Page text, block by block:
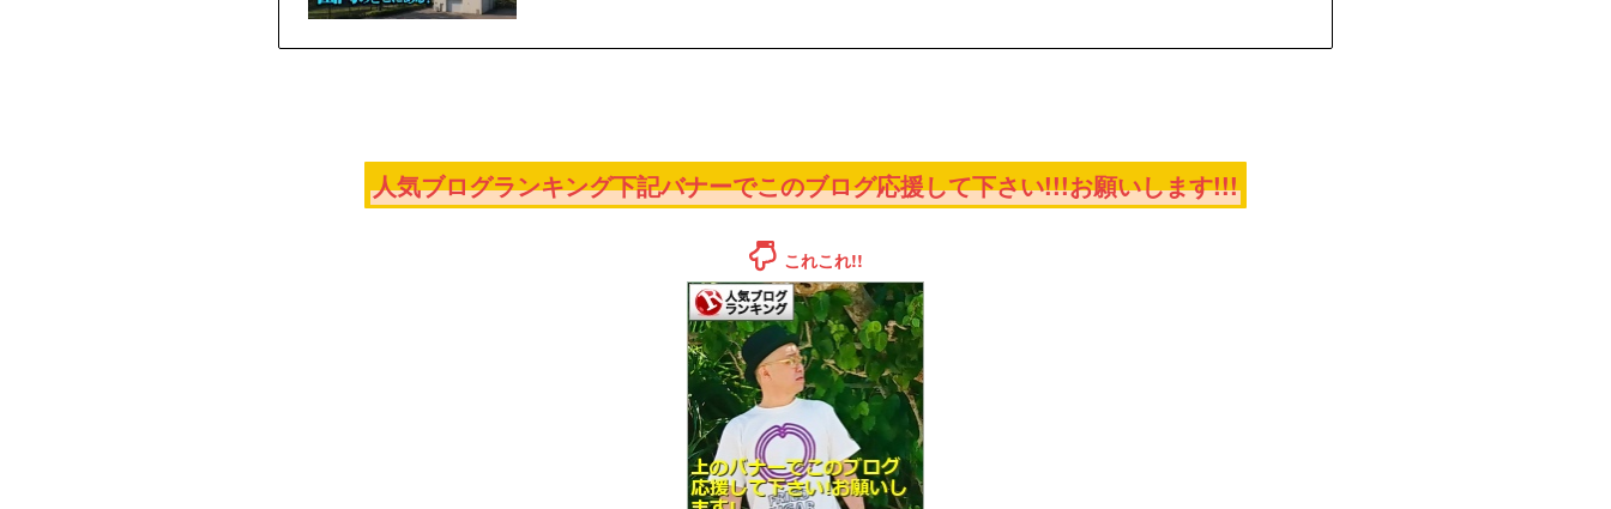
人気ブログランキング下記バナーでこのブログ応援して下さい!!!お願いします!!!
これこれ!!